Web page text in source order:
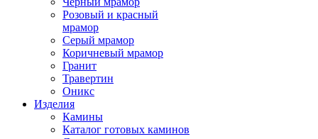
Розовый и красный
мрамор
Серый мрамор
Коричневый мрамор
Гранит
Травертин
Оникс
Изделия
Камины
Каталог готовых каминов